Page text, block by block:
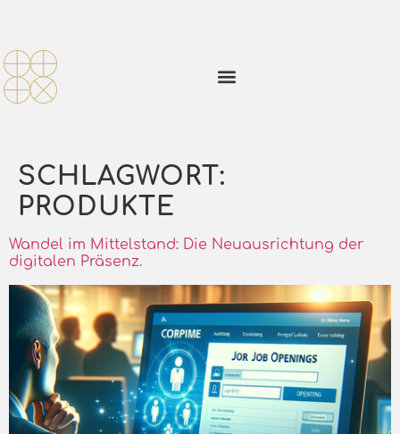
SCHLAGWORT:
PRODUKTE
Wandel im Mittelstand: Die Neuausrichtung der
digitalen Präsenz.